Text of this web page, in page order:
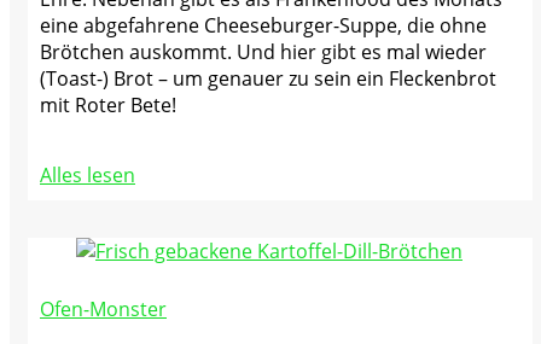
eine abgefahrene Cheeseburger-Suppe, die ohne
Brötchen auskommt. Und hier gibt es mal wieder
(Toast-) Brot – um genauer zu sein ein Fleckenbrot
mit Roter Bete!
Alles lesen
Ofen-Monster